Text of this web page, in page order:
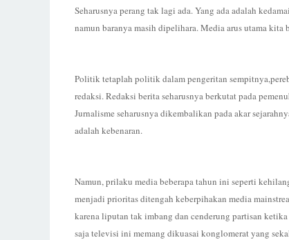
Seharusnya perang tak lagi ada. Yang ada adalah
namun baranya masih dipelihara. Media arus utama
Politik tetaplah politik dalam pengeritan
redaksi. Redaksi berita seharusnya berkutat pada
Jurnalisme seharusnya dikembalikan pada akar
adalah kebenaran.
Namun, prilaku media beberapa tahun ini seperti
menjadi prioritas ditengah keberpihakan media
karena liputan tak imbang dan cenderung partisan
saja televisi ini memang dikuasai konglomerat yang